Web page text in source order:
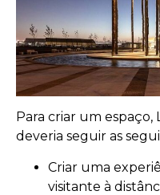
Para criar um
deveria seguir as
Criar uma
visitante à